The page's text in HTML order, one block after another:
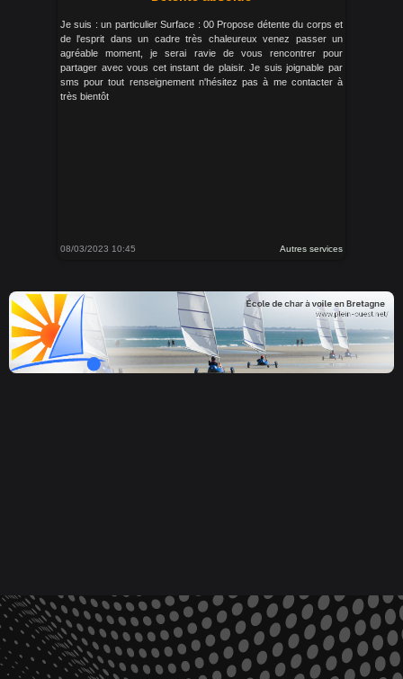
Je suis : un particulier Surface : 00 Propose détente du corps et
de l'esprit dans un cadre très chaleureux venez passer un
agréable moment, je serai ravie de vous rencontrer pour
partager avec vous cet instant de plaisir. Je suis joignable par
sms pour tout renseignement n'hésitez pas à me contacter à
très bientôt
08/03/2023 10:45 Autres services